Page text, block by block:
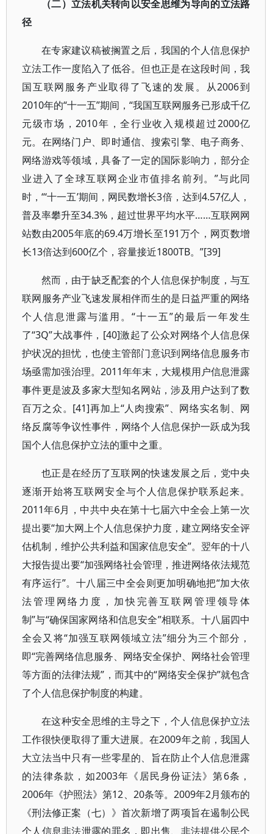
（二）立法机关转向以安全思维为导向的立法路
径
在专家建议稿被搁置之后，我国的个人信息保护
立法工作一度陷入了低谷。但也正是在这段时间，我
国互联网服务产业取得了飞速的发展。从2006到
2010年的“十一五”期间，“我国互联网服务已形成千亿
元级市场，2010年，全行业收入规模超过2000亿
元。在网络门户、即时通信、搜索引擎、电子商务、
网络游戏等领域，具备了一定的国际影响力，部分企
业进入了全球互联网企业市值排名前列。”与此同
时，“‘十一五’期间，网民数增长3倍，达到4.57亿人，
普及率攀升至34.3%，超过世界平均水平……互联网网
站数由2005年底的69.4万增长至191万个，网页数增
长13倍达到600亿个，容量接近1800TB。”[39]
然而，由于缺乏配套的个人信息保护制度，与互
联网服务产业飞速发展相伴而生的是日益严重的网络
个人信息泄露与滥用。“十一五”的最后一年发生
了“3Q”大战事件，[40]激起了公众对网络个人信息保
护状况的担忧，也使主管部门意识到网络信息服务市
场亟需加强治理。2011年年末，大规模用户信息泄露
事件更是波及多家大型知名网站，涉及用户达到了数
百万之众。[41]再加上“人肉搜索”、网络实名制、网
络反腐等争议性事件，网络个人信息保护一跃成为我
国个人信息保护立法的重中之重。
也正是在经历了互联网的快速发展之后，党中央
逐渐开始将互联网安全与个人信息保护联系起来。
2011年6月，中共中央在第十七届六中全会上第一次
提出要“加大网上个人信息保护力度，建立网络安全评
估机制，维护公共利益和国家信息安全”。翌年的十八
大报告提出要“加强网络社会管理，推进网络依法规范
有序运行”。十八届三中全会则更加明确地把“加大依
法管理网络力度，加快完善互联网管理领导体
制”与“确保国家网络和信息安全”相联系。十八届四中
全会又将“加强互联网领域立法”细分为三个部分，
即“完善网络信息服务、网络安全保护、网络社会管理
等方面的法律法规”，而其中的“网络安全保护”就包含
了个人信息保护制度的构建。
在这种安全思维的主导之下，个人信息保护立法
工作很快便取得了重大进展。在2009年之前，我国人
大立法当中只有一些零星的、旨在防止个人信息泄露
的法律条款，如2003年《居民身份证法》第6条，
2006年《护照法》第12、20条等。2009年2月颁布的
《刑法修正案（七）》首次新增了两项旨在遏制公民
个人信息非法泄露的罪名，即出售、非法提供公民个